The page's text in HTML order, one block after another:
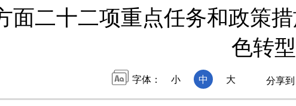
面二十二项重点任务和政策
色转型
字体： 小 中 大 分享到